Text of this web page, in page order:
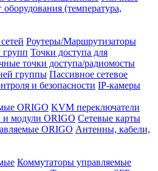
(температура,
Роутеры/Маршрутизаторы
групп Точки доступа для
точки доступа/радиомосты
группы Пассивное сетевое
и безопасности IP-камеры
ORIGO KVM переключатели
и модули ORIGO Сетевые карты
ORIGO Антенны, кабели,
Коммутаторы управляемые